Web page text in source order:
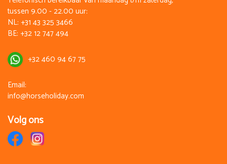
8 Dagen
Op aanvraag
€ 1.810,00
za 20 maart 2027
8 Dagen
Op aanvraag
tussen 9.00 - 22.00 uur:
NL: +31 43 325 3466
BE: +32 12 747 494
+32 460 94 67 75
Email:
info@horseholiday.com
Volg ons